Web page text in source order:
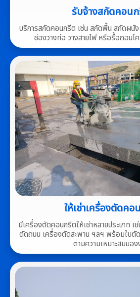
รับจ้างสกัดคอน
บริการสกัดคอนกรีต เช่น สกัดพื้น สกัดผนั
ช่องวางท่อ วางสายไฟ หรือรื้อถอนโ
ให้เช่าเครื่องตัดคอ
มีเครื่องตัดคอนกรีตให้เช่าหลายประเภท
ตัดถนน เครื่องตัดสะพาน ฯลฯ พร้อมใบตั
ตามความเหมาะสมของ